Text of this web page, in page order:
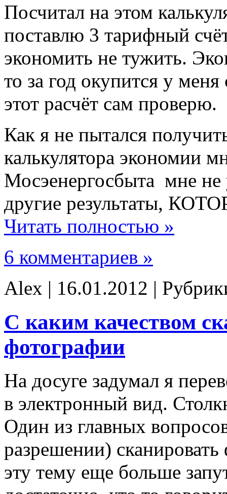
Посчитал на этом
поставлю 3 тарифный
экономить не тужить.
то за год окупится у
этот расчёт сам проверю.
Как я не пытался
калькулятора экономии
Мосэенергосбыта мне не
другие результаты,
Читать полностью »
6 комментариев »
Alex | 16.01.2012 |
С каким качеством
фотографии
На досуге задумал я
в электронный вид.
Один из главных
разрешении)
эту тему еще больше